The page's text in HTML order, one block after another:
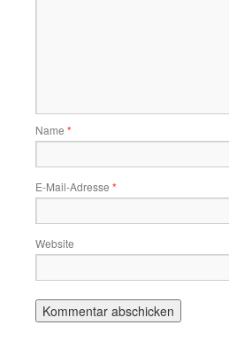
Name *
E-Mail-Adresse *
Website